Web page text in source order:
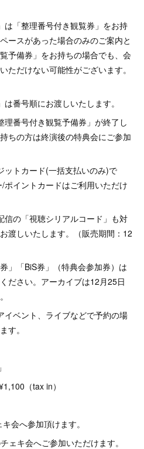
は「整理番号付き観覧券」をお持
ースがあった場合のみのご案内と
予備券」をお持ちの場合でも、会
ただけない可能性がございます。
番号順にお渡しいたします。
番号付き観覧予備券」が終了し
ちの方は終演後の特典会にご参加
ットカード(一括支払いのみ)で
イントカードはご利用いただけ
信の「視聴シリアルコード」も対
渡しいたします。（販売期間：12
」「BiS券」（特典会参加券）は
ださい。アーカイブは12月25日
イベント、ライブなどで予約の場
す。
（tax in）
会へ参加頂けます。
ェキ会へご参加いただけます。